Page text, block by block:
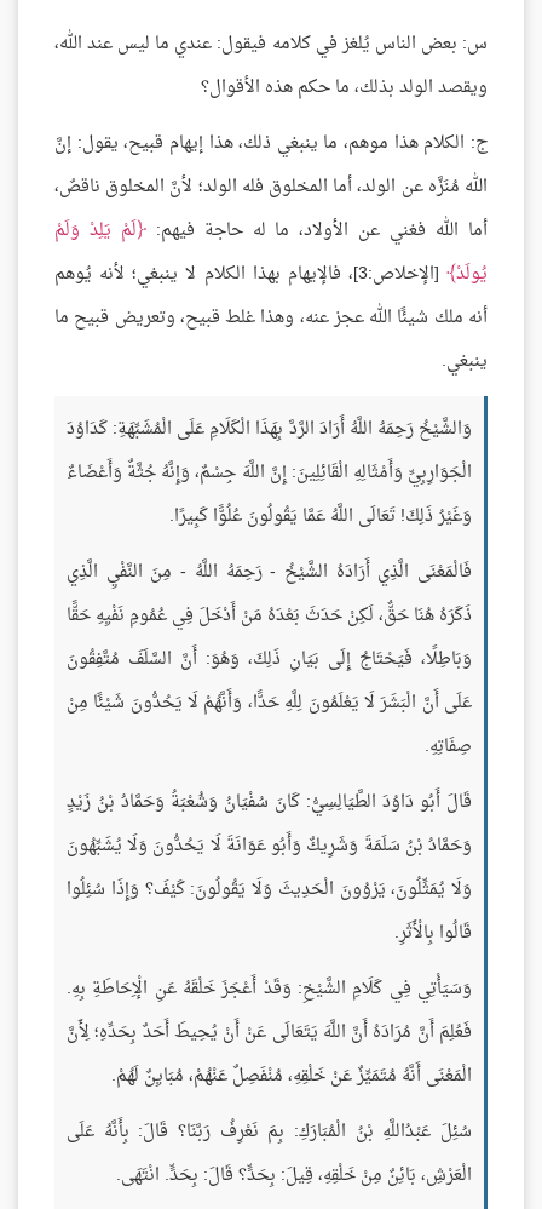
س: بعض الناس يُلغز في كلامه فيقول: عندي ما ليس عند الله،
ويقصد الولد بذلك، ما حكم هذه الأقوال؟
ج: الكلام هذا موهم، ما ينبغي ذلك، هذا إيهام قبيح، يقول: إنَّ
الله مُنَزَّه عن الولد، أما المخلوق فله الولد؛ لأنَّ المخلوق ناقصٌ،
أما الله فغني عن الأولاد، ما له حاجة فيهم: لَمْ يَلِدْ وَلَمْ
يُولَدْ
[الإخلاص:3]، فالإيهام بهذا الكلام لا ينبغي؛ لأنه يُوهم
أنه ملك شيئًا الله عجز عنه، وهذا غلط قبيح، وتعريض قبيح ما
ينبغي.
وَالشَّيْخُ رَحِمَهُ اللَّهُ أَرَادَ الرَّدَّ بِهَذَا الْكَلَامِ عَلَى الْمُشَبِّهَةِ: كَدَاوُدَ
الْجَوَارِبِيِّ وَأَمْثَالِهِ الْقَائِلِينَ: إِنَّ اللَّهَ جِسْمٌ، وَإِنَّهُ جُثَّةٌ وَأَعْضَاءٌ
وَغَيْرُ ذَلِكَ! تَعَالَى اللَّهُ عَمَّا يَقُولُونَ عُلُوًّا كَبِيرًا.
فَالْمَعْنَى الَّذِي أَرَادَهُ الشَّيْخُ - رَحِمَهُ اللَّهُ - مِنَ النَّفْيِ الَّذِي
ذَكَرَهُ هُنَا حَقٌّ، لَكِنْ حَدَثَ بَعْدَهُ مَنْ أَدْخَلَ فِي عُمُومِ نَفْيِهِ حَقًّا
وَبَاطِلًا، فَيَحْتَاجُ إِلَى بَيَانِ ذَلِكَ، وَهُوَ: أَنَّ السَّلَفَ مُتَّفِقُونَ
عَلَى أَنَّ الْبَشَرَ لَا يَعْلَمُونَ لِلَّهِ حَدًّا، وَأَنَّهُمْ لَا يَحُدُّونَ شَيْئًا مِنْ
صِفَاتِهِ.
قَالَ أَبُو دَاوُدَ الطَّيَالِسِيُّ: كَانَ سُفْيَانُ وَشُعْبَةُ وَحَمَّادُ بْنُ زَيْدٍ
وَحَمَّادُ بْنُ سَلَمَةَ وَشَرِيكٌ وَأَبُو عَوَانَةَ لَا يَحُدُّونَ وَلَا يُشَبِّهُونَ
وَلَا يُمَثِّلُونَ، يَرْوُونَ الْحَدِيثَ وَلَا يَقُولُونَ: كَيْفَ؟ وَإِذَا سُئِلُوا
قَالُوا بِالْأَثَرِ.
وَسَيَأْتِي فِي كَلَامِ الشَّيْخِ: وَقَدْ أَعْجَزَ خَلْقَهُ عَنِ الْإِحَاطَةِ بِهِ.
فَعُلِمَ أَنَّ مُرَادَهُ أَنَّ اللَّهَ يَتَعَالَى عَنْ أَنْ يُحِيطَ أَحَدٌ بِحَدِّهِ؛ لِأَنَّ
الْمَعْنَى أَنَّهُ مُتَمَيِّزٌ عَنْ خَلْقِهِ، مُنْفَصِلٌ عَنْهُمْ، مُبَايِنٌ لَهُمْ.
سُئِلَ عَبْدُاللَّهِ بْنُ الْمُبَارَكِ: بِمَ نَعْرِفُ رَبَّنَا؟ قَالَ: بِأَنَّهُ عَلَى
الْعَرْشِ، بَائِنٌ مِنْ خَلْقِهِ، قِيلَ: بِحَدٍّ؟ قَالَ: بِحَدٍّ. انْتَهَى.